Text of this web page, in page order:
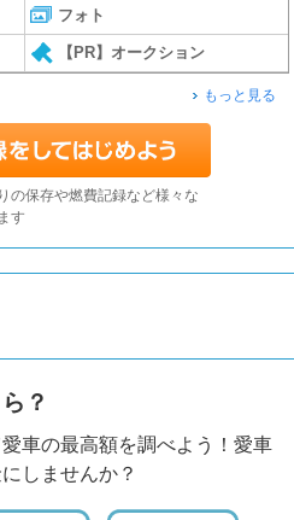
フォト
【PR】オークション
もっと見る
の保存や燃費記録など様々な
す
？
車の最高額を調べよう！愛車
しませんか？